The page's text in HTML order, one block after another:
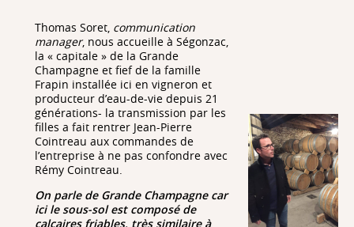
Thomas Soret, communication
manager, nous accueille à Ségonzac,
la « capitale » de la Grande
Champagne et fief de la famille
Frapin installée ici en vigneron et
producteur d’eau-de-vie depuis 21
générations- la transmission par les
filles a fait rentrer Jean-Pierre
Cointreau aux commandes de
l’entreprise à ne pas confondre avec
Rémy Cointreau.
On parle de Grande Champagne car
ici le sous-sol est composé de
calcaires friables, très similaire à